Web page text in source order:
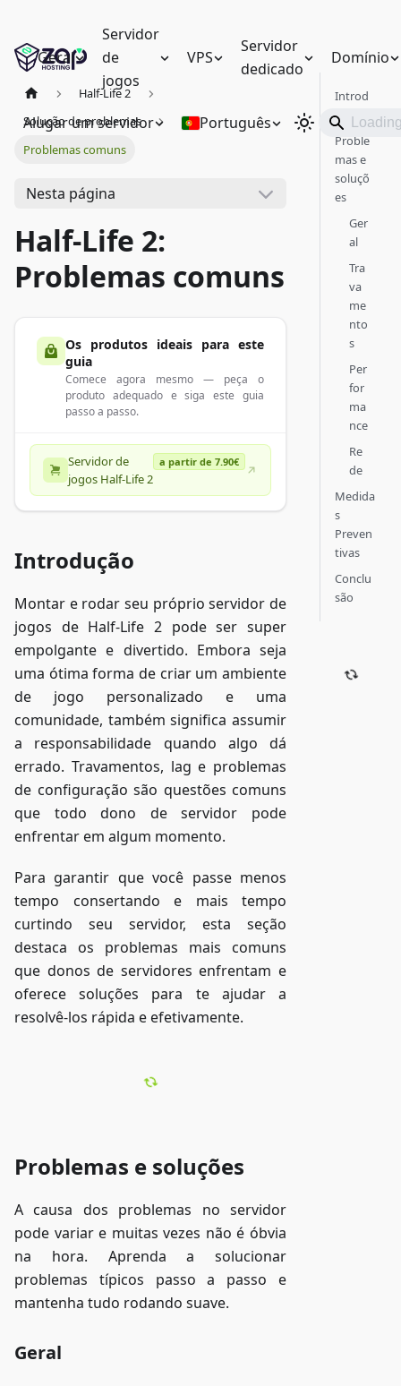
Geral
Servidor
de
jogos
VPS
Servidor
dedicado
Domínio
Alugar um servidor Português
Half-Life 2
Solução de problemas
Problemas comuns
Nesta página
Half-Life 2:
Problemas comuns
Os produtos ideais para este
guia
Comece agora mesmo — peça o
produto adequado e siga este guia
passo a passo.
Servidor de
jogos Half-Life 2
a partir de 7.90€
Introdução
Montar e rodar seu próprio servidor de
jogos de Half-Life 2 pode ser super
empolgante e divertido. Embora seja
uma ótima forma de criar um ambiente
de jogo personalizado e uma
comunidade, também significa assumir
a responsabilidade quando algo dá
errado. Travamentos, lag e problemas
de configuração são questões comuns
que todo dono de servidor pode
enfrentar em algum momento.
Para garantir que você passe menos
tempo consertando e mais tempo
curtindo seu servidor, esta seção
destaca os problemas mais comuns
que donos de servidores enfrentam e
oferece soluções para te ajudar a
resolvê-los rápida e efetivamente.
Problemas e soluções
A causa dos problemas no servidor
pode variar e muitas vezes não é óbvia
na hora. Aprenda a solucionar
problemas típicos passo a passo e
mantenha tudo rodando suave.
Geral
Introd
ução
Proble
mas e
soluçõ
es
Ger
al
Tra
va
me
nto
s
Per
for
ma
nce
Re
de
Medida
s
Preven
tivas
Conclu
são